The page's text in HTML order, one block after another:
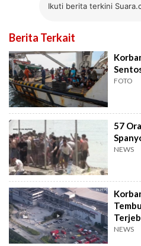
Ikuti berita terkini
Berita Terkait
FOTO
57
NEWS
NEWS